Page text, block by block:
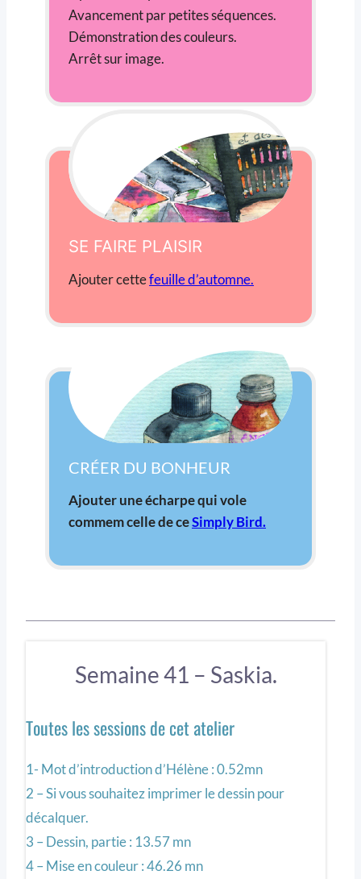
Avancement par petites séquences.
Démonstration des couleurs.
Arrêt sur image.
SE FAIRE PLAISIR
Ajouter cettefeuille d’automne.
CRÉER DU BONHEUR
Ajouter une écharpe qui vole
commem celle de ceSimply Bird.
Semaine 41 – Saskia.
Toutes les sessions de cet atelier
1- Mot d’introduction d’Hélène : 0.52mn
2 – Si vous souhaitez imprimer le dessin pour
décalquer.
3 – Dessin, partie : 13.57 mn
4 – Mise en couleur : 46.26 mn